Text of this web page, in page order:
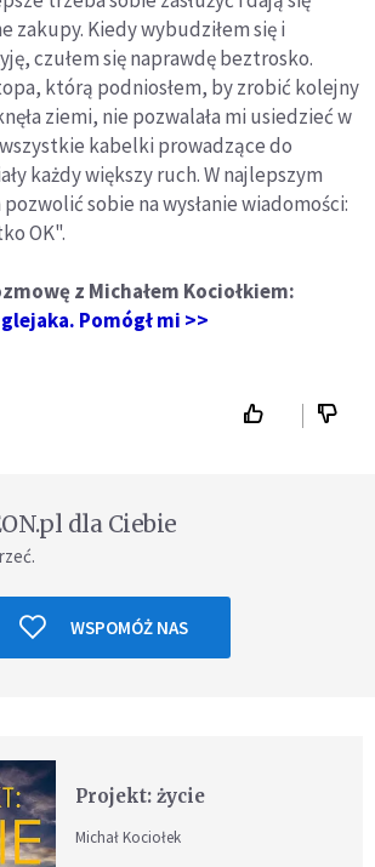
zakupy. Kiedy wybudziłem się i
czułem się naprawdę beztrosko.
którą podniosłem, by zrobić kolejny
ziemi, nie pozwalała mi usiedzieć w
kabelki prowadzące do
każdy większy ruch. W najlepszym
sobie na wysłanie wiadomości:
OK".
z Michałem Kociołkiem:
Pomógł mi >>
dla Ciebie
WSPOMÓŻ NAS
Projekt: życie
Michał Kociołek